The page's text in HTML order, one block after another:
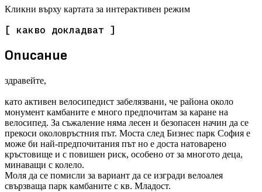
Кликни върху картата за интерактивен режим
[ какво докладват ]
Описание
здравейте,
като активен велосипедист забелязвани, че района около
монумент камбаните е много предпочитам за каране на
велосипед. За съжаление няма лесен и безопасен начин да се
прекоси околовръстния път. Моста след Бизнес парк София е
може би най-предпочитания път но е доста натоварено
кръстовище и с повишен риск, особено от за многото деца,
минаващи с колело.
Моля да се помисли за вариант да се изгради велоалея
свързваща парк камбаните с кв. Младост.